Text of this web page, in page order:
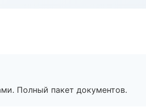
Полный пакет документов.